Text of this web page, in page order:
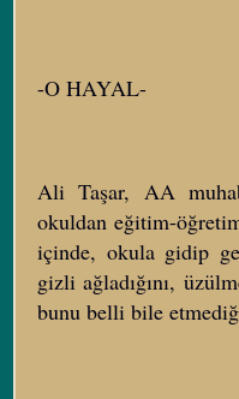
-O HAYAL-
Ali Taşar, AA
okuldan eğitim-
içinde, okula gidip
gizli ağladığını,
bunu belli bile